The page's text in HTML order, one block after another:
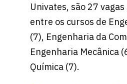
Univates, são 27
entre os cursos de
(7), Engenharia da
Engenharia Mecânica
Química (7).